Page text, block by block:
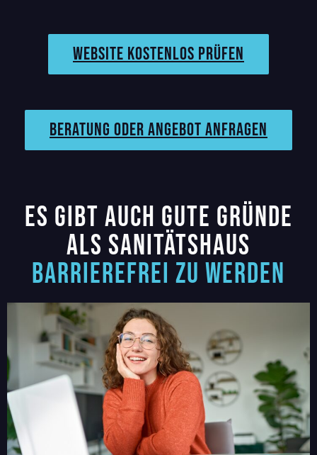
Website kostenlos prüfen
Beratung oder angebot anfragen
Es gibt auch gute gründe
als Sanitätshaus
barrierefrei zu werden